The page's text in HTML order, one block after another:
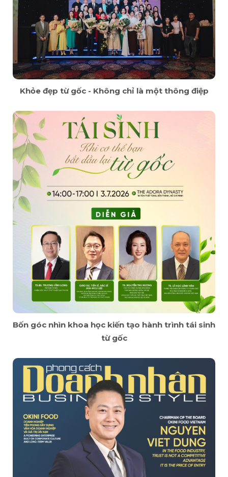
Khỏe đẹp từ gốc - Không chỉ là một thông điệp
Bốn góc nhìn khoa học kiến tạo hành trình tái sinh
từ gốc